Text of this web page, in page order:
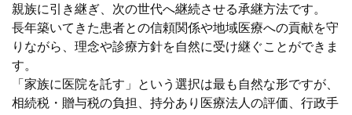
親族に引き継ぎ、次の世代へ継続させる承継方法です。
長年築いてきた患者との信頼関係や地域医療への貢献を守
りながら、理念や診療方針を自然に受け継ぐことができま
す。
「家族に医院を託す」という選択は最も自然な形ですが、
相続税・贈与税の負担、持分あり医療法人の評価、行政手